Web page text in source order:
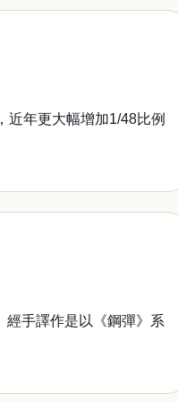
年更大幅增加1/48比例
手譯作是以《鋼彈》系